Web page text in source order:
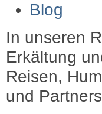
Blog
In unseren
Erkältung
Reisen,
und